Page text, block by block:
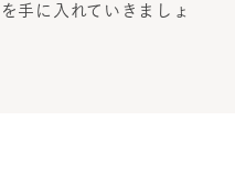
手に入れていきましょ